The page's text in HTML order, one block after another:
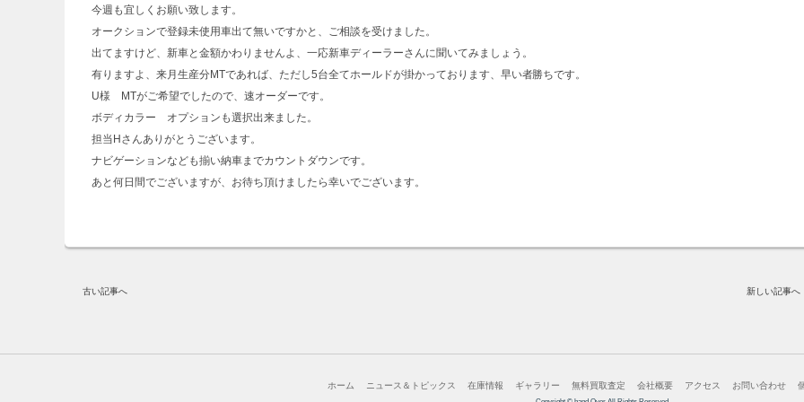
今週も宜しくお願い致します。
オークションで登録未使用車出て無いですかと、ご相談を受けました。
出てますけど、新車と金額かわりませんよ、一応新車ディーラーさんに聞いてみましょう。
有りますよ、来月生産分MTであれば、ただし5台全てホールドが掛かっております、早い者勝ちです。
U様 MTがご希望でしたので、速オーダーです。
ボディカラー オプションも選択出来ました。
担当Hさんありがとうございます。
ナビゲーションなども揃い納車までカウントダウンです。
あと何日間でございますが、お待ち頂けましたら幸いでございます。
古い記事へ 新しい記事へ
ホーム ニュース＆トピックス 在庫情報 ギャラリー 無料買取査定 会社概要 アクセス お問い合わせ